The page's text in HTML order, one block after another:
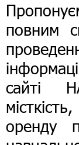
повним
сайті
оренду